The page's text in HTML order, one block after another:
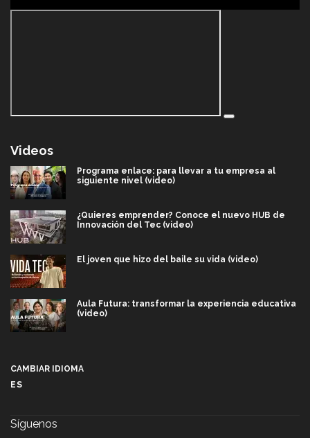
Videos
Programa enlace: para llevar a tu empresa al
siguiente nivel (video)
¿Quieres emprender? Conoce el nuevo HUB de
Innovación del Tec (video)
El joven que hizo del baile su vida (video)
Aula Futura: transformar la experiencia educativa
(video)
CAMBIAR IDIOMA
ES
Síguenos